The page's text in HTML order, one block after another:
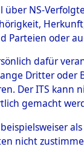
dem
über NS-
Parteien oder
dafür
Dritter
Der ITS
gemacht
nicht